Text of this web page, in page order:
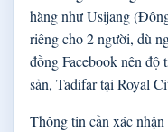
hàng như Usijang
riêng cho 2 người, dù
đồng Facebook nên độ
sản, Tadifar tại Royal
Thông tin cần xác nhận